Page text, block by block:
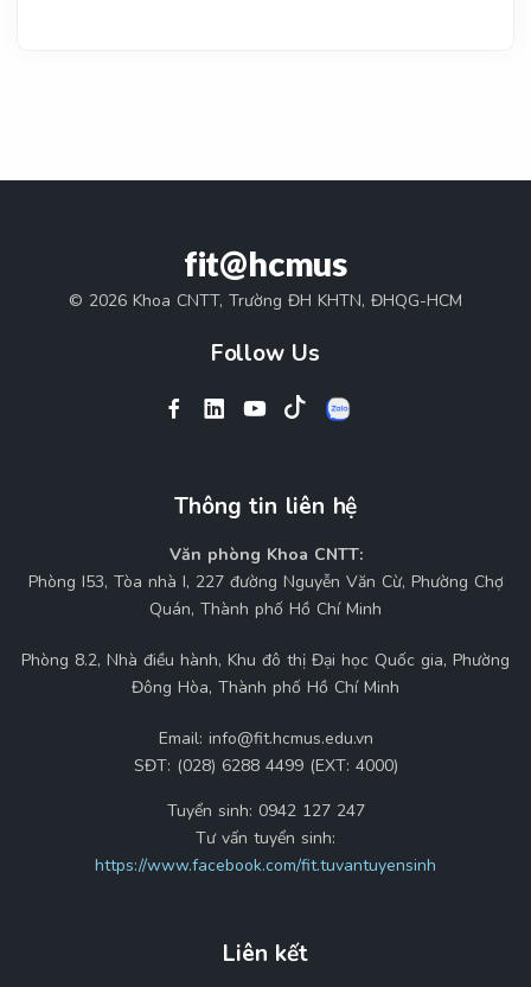
fit@hcmus
© 2026 Khoa CNTT, Trường ĐH KHTN, ĐHQG-HCM
Follow Us
Thông tin liên hệ
Văn phòng Khoa CNTT:
Phòng I53, Tòa nhà I, 227 đường Nguyễn Văn Cừ, Phường Chợ
Quán, Thành phố Hồ Chí Minh
Phòng 8.2, Nhà điều hành, Khu đô thị Đại học Quốc gia, Phường
Đông Hòa, Thành phố Hồ Chí Minh
Email: info@fit.hcmus.edu.vn
SĐT: (028) 6288 4499 (EXT: 4000)
Tuyển sinh: 0942 127 247
Tư vấn tuyển sinh:
https://www.facebook.com/fit.tuvantuyensinh
Liên kết